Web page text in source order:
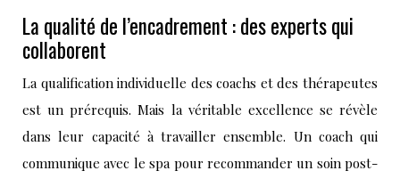
La qualité de l’encadrement : des experts qui
collaborent
La qualification individuelle des coachs et des thérapeutes
est un prérequis. Mais la véritable excellence se révèle
dans leur capacité à travailler ensemble. Un coach qui
communique avec le spa pour recommander un soin post-